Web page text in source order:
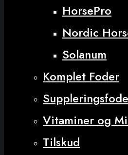
HorsePro
Nordic
Solanum
Komplet Foder
Vitaminer og
Tilskud